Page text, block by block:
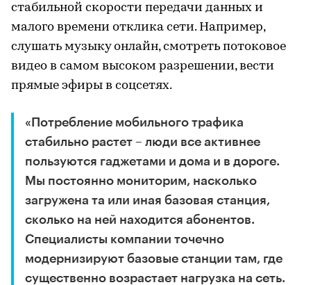
стабильной скорости передачи данных и
малого времени отклика сети. Например,
слушать музыку онлайн, смотреть потоковое
видео в самом высоком разрешении, вести
прямые эфиры в соцсетях.
«Потребление мобильного трафика
стабильно растет – люди все активнее
пользуются гаджетами и дома и в дороге.
Мы постоянно мониторим, насколько
загружена та или иная базовая станция,
сколько на ней находится абонентов.
Специалисты компании точечно
модернизируют базовые станции там, где
существенно возрастает нагрузка на сеть.